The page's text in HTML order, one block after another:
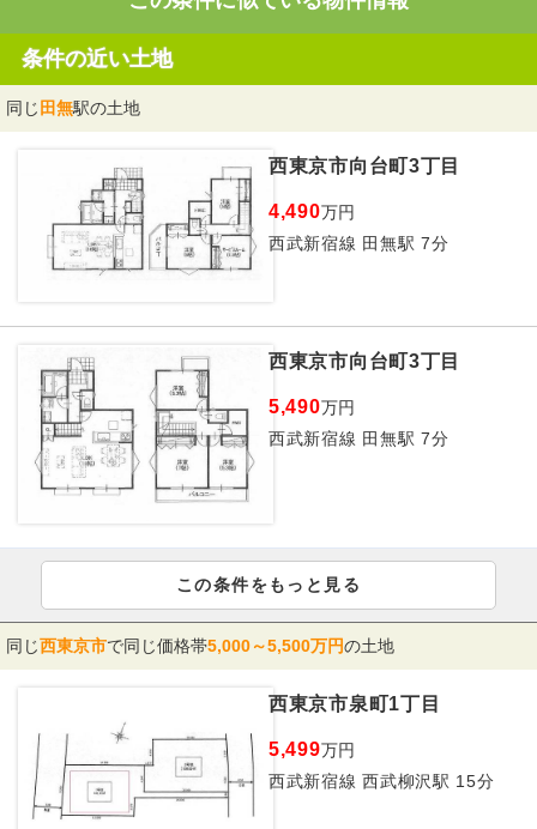
条件の近い土地
同じ 田無駅の土地
西東京市向台町3丁目
4,490万円
西武新宿線 田無駅 7分
西東京市向台町3丁目
5,490万円
西武新宿線 田無駅 7分
この条件をもっと見る
同じ西東京市で同じ価格帯5,000～5,500万円の土地
西東京市泉町1丁目
5,499万円
西武新宿線 西武柳沢駅 15分